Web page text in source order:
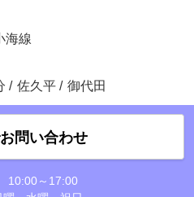
海線
/ 佐久平 / 御代田
問い合わせ
10:00～17:00